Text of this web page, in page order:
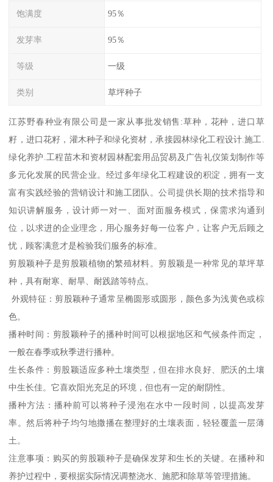
饱满度 95％
发芽率 95％
等级 一级
类别 草坪种子
江苏野春种业有限公司是一家从事批发销售:草种，花种，进口草
籽，进口花籽，灌木种子和绿化资材，承接园林绿化工程设计.施工.
绿化养护.工程苗木和资材园林配套用品贸易及广告礼仪策划制作等
多元化发展的民营企业。经过多年绿化工程建设的积淀，拥有一支
富有实践经验的营销设计和施工团队。公司提供长期的技术指导和
知识讲解服务，设计师一对一、面对面服务模式，保需求沟通到
位，以求进的企业理念，用心服务好每一位客户，让客户无后顾之
忧，顾客满意才是检验我们服务的标准。
剪股颖种子是剪股颖植物的繁殖材料。剪股颖是一种常见的草坪草
种，具有耐寒、耐旱、耐践踏等特点。
外观特征：剪股颖种子通常呈椭圆形或圆形，颜色多为浅黄色或棕
色。
播种时间：剪股颖种子的播种时间可以根据地区和气候条件而定，
一般在春季或秋季进行播种。
生长条件：剪股颖适应多种土壤类型，但在排水良好、肥沃的土壤
中生长佳。它喜欢阳光充足的环境，但也有一定的耐阴性。
播种方法：播种前可以将种子浸泡在水中一段时间，以提高发芽
率。然后将种子均匀地撒播在整理好的土壤表面，轻轻覆盖一层薄
土。
注意事项：购买的剪股颖种子是确保发芽和生长的关键。在播种和
养护过程中，要根据实际情况调整浇水、施肥和除草等管理措施。